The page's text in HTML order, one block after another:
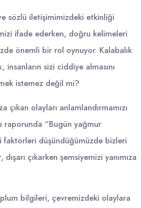
sözlü iletişimimizdeki etkinliği
ifade ederken, doğru kelimeleri
önemli bir rol oynuyor. Kalabalık
sizi ciddiye almasını
istemez değil mi?
olayları anlamlandırmamızı
raporunda “Bugün yağmur
faktörleri düşündüğümüzde bizleri
çıkarken şemsiyemizi yanımıza
bilgileri, çevremizdeki olaylara